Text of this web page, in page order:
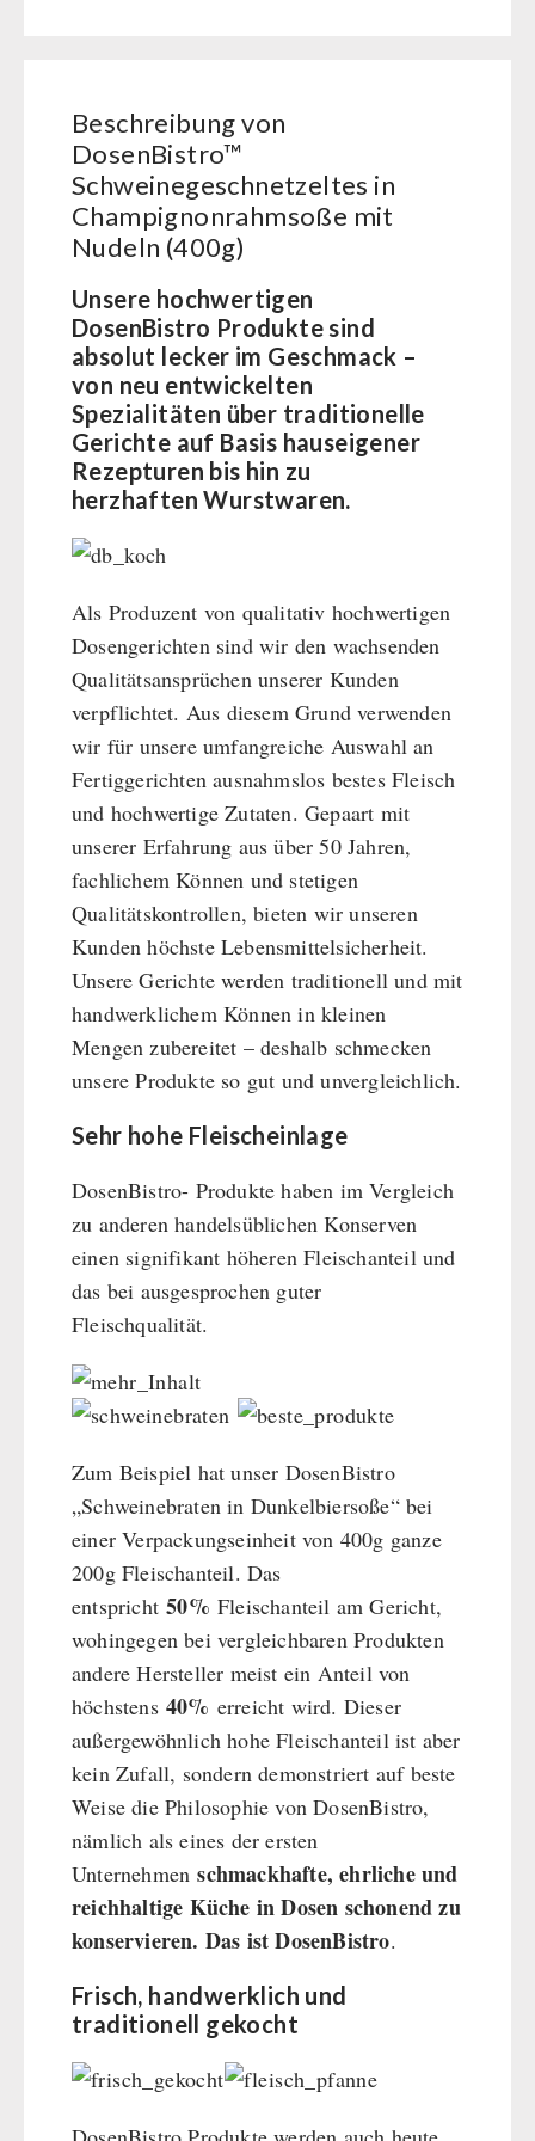
Armee-Material / Sicherheit
Frühstück
Suppen
Hauptmahlzeiten
Dessert
Ergänzungs-Pakete
Schutzraum-Ausrüstung
Beschreibung von
DosenBistro™
Schweinegeschnetzeltes in
Champignonrahmsoße mit
Nudeln (400g)
Unsere hochwertigen
DosenBistro Produkte sind
absolut lecker im Geschmack –
von neu entwickelten
Spezialitäten über traditionelle
Gerichte auf Basis hauseigener
Rezepturen bis hin zu
herzhaften Wurstwaren.
Als Produzent von qualitativ hochwertigen
Dosengerichten sind wir den wachsenden
Qualitätsansprüchen unserer Kunden
verpflichtet. Aus diesem Grund verwenden
wir für unsere umfangreiche Auswahl an
Fertiggerichten ausnahmslos bestes Fleisch
und hochwertige Zutaten. Gepaart mit
unserer Erfahrung aus über 50 Jahren,
fachlichem Können und stetigen
Qualitätskontrollen, bieten wir unseren
Kunden höchste Lebensmittelsicherheit.
Unsere Gerichte werden traditionell und mit
handwerklichem Können in kleinen
Mengen zubereitet – deshalb schmecken
unsere Produkte so gut und unvergleichlich.
Sehr hohe Fleischeinlage
DosenBistro- Produkte haben im Vergleich
zu anderen handelsüblichen Konserven
einen signifikant höheren Fleischanteil und
das bei ausgesprochen guter
Fleischqualität.
Zum Beispiel hat unser DosenBistro
„Schweinebraten in Dunkelbiersoße“ bei
einer Verpackungseinheit von 400g ganze
200g Fleischanteil. Das
entspricht50% Fleischanteil am Gericht,
wohingegen bei vergleichbaren Produkten
andere Hersteller meist ein Anteil von
höchstens 40% erreicht wird. Dieser
außergewöhnlich hohe Fleischanteil ist aber
kein Zufall, sondern demonstriert auf beste
Weise die Philosophie von DosenBistro,
nämlich als eines der ersten
Unternehmenschmackhafte, ehrliche und
reichhaltige Küche in Dosen schonend zu
konservieren. Das ist DosenBistro.
Frisch, handwerklich und
traditionell gekocht